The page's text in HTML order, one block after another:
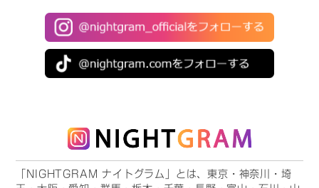
「NIGHTGRAM ナイトグラム」とは、東京・神奈川・埼